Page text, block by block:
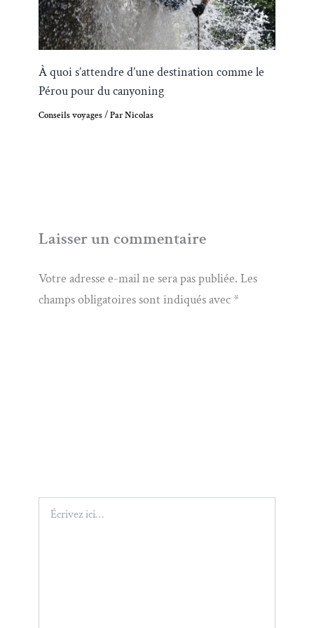
À quoi s’attendre d’une destination comme le
Pérou pour du canyoning
Conseils voyages/ ParNicolas
Laisser un commentaire
Votre adresse e-mail ne sera pas publiée. Les
champs obligatoires sont indiqués avec *
ici…